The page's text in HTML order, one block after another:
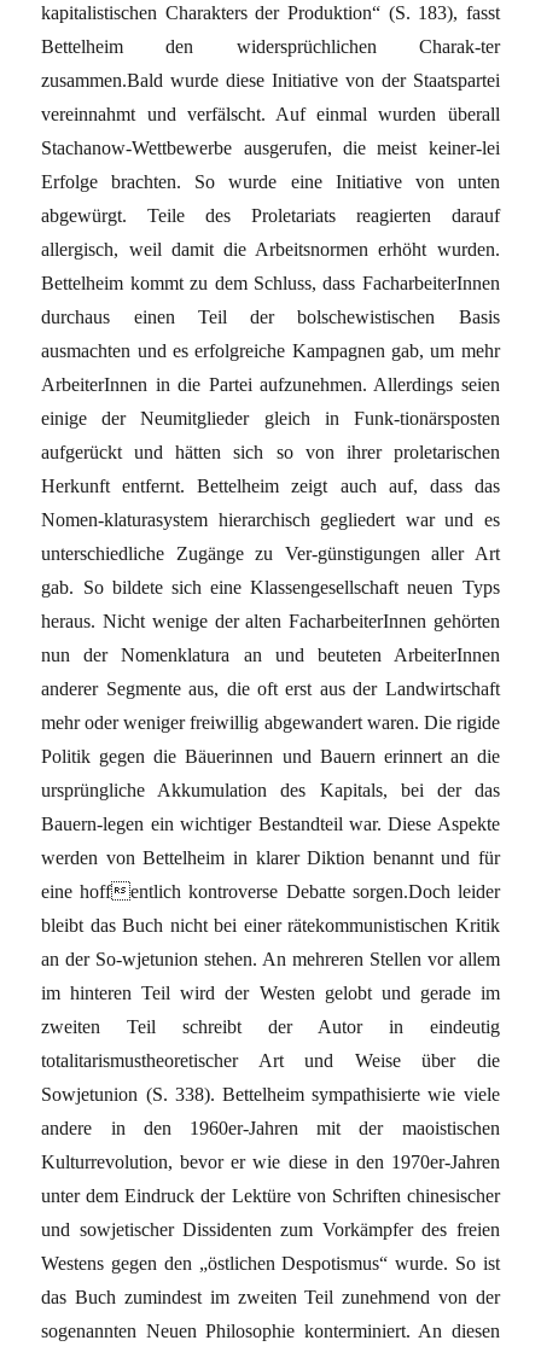
kapitalistischen Charakters der Produktion“ (S. 183), fasst
Bettelheim den widersprüchlichen Charak-ter
zusammen.Bald wurde diese Initiative von der Staatspartei
vereinnahmt und verfälscht. Auf einmal wurden überall
Stachanow-Wettbewerbe ausgerufen, die meist keiner-lei
Erfolge brachten. So wurde eine Initiative von unten
abgewürgt. Teile des Proletariats reagierten darauf
allergisch, weil damit die Arbeitsnormen erhöht wurden.
Bettelheim kommt zu dem Schluss, dass FacharbeiterInnen
durchaus einen Teil der bolschewistischen Basis
ausmachten und es erfolgreiche Kampagnen gab, um mehr
ArbeiterInnen in die Partei aufzunehmen. Allerdings seien
einige der Neumitglieder gleich in Funk-tionärsposten
aufgerückt und hätten sich so von ihrer proletarischen
Herkunft entfernt. Bettelheim zeigt auch auf, dass das
Nomen-klaturasystem hierarchisch gegliedert war und es
unterschiedliche Zugänge zu Ver-günstigungen aller Art
gab. So bildete sich eine Klassengesellschaft neuen Typs
heraus. Nicht wenige der alten FacharbeiterInnen gehörten
nun der Nomenklatura an und beuteten ArbeiterInnen
anderer Segmente aus, die oft erst aus der Landwirtschaft
mehr oder weniger freiwillig abgewandert waren. Die rigide
Politik gegen die Bäuerinnen und Bauern erinnert an die
ursprüngliche Akkumulation des Kapitals, bei der das
Bauern-legen ein wichtiger Bestandteil war. Diese Aspekte
werden von Bettelheim in klarer Diktion benannt und für
eine hoffentlich kontroverse Debatte sorgen.Doch leider
bleibt das Buch nicht bei einer rätekommunistischen Kritik
an der So-wjetunion stehen. An mehreren Stellen vor allem
im hinteren Teil wird der Westen gelobt und gerade im
zweiten Teil schreibt der Autor in eindeutig
totalitarismustheoretischer Art und Weise über die
Sowjetunion (S. 338). Bettelheim sympathisierte wie viele
andere in den 1960er-Jahren mit der maoistischen
Kulturrevolution, bevor er wie diese in den 1970er-Jahren
unter dem Eindruck der Lektüre von Schriften chinesischer
und sowjetischer Dissidenten zum Vorkämpfer des freien
Westens gegen den „östlichen Despotismus“ wurde. So ist
das Buch zumindest im zweiten Teil zunehmend von der
sogenannten Neuen Philosophie konterminiert. An diesen